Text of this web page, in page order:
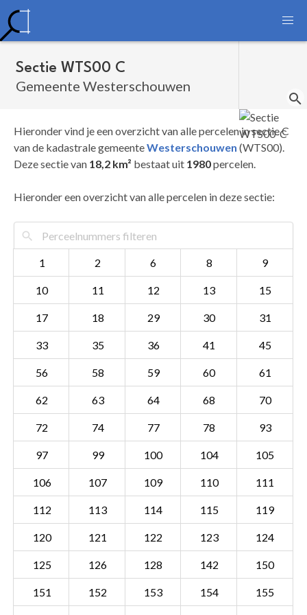
Sectie WTS00 C
Gemeente Westerschouwen
Hieronder vind je een overzicht van alle percelen in sectie C
van de kadastrale gemeenteWesterschouwen (WTS00).
Deze sectie van 18,2 km² bestaat uit 1980percelen.
Hieronder een overzicht van alle percelen in deze sectie:
1 2 6 8 9
10 11 12 13 15
17 18 29 30 31
33 35 36 41 45
56 58 59 60 61
62 63 64 68 70
72 74 77 78 93
97 99 100 104 105
106 107 109 110 111
112 113 114 115 119
120 121 122 123 124
125 126 128 142 150
151 152 153 154 155
Sectie WTS00 C
Gemeente Westerschouwen
Details